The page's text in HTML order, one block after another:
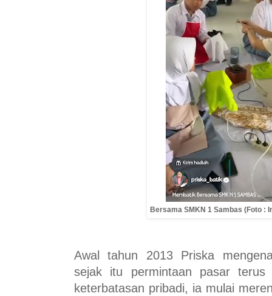
Bersama SMKN 1 Sambas (Foto :
Awal tahun 2013 Priska
sejak itu permintaan pasar
keterbatasan pribadi, ia mulai